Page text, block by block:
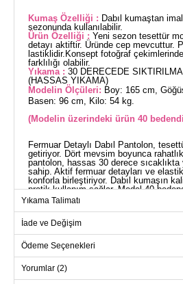
Kumaş Özelliği : Dabıl kumaştan
sezonunda kullanılabilir.
Ürün Özelliği : Yeni sezon tesettür
detayı aktiftir. Üründe cep mevcuttur.
lastiklidir.Konsept fotoğraf
farklılığı olabilir.
Yıkama : 30 DERECEDE
(HASSAS YIKAMA)
Modelin Ölçüleri: Boy: 165 cm,
Basen: 96 cm, Kilo: 54 kg.
(Modelin üzerindeki ürün 40
Fermuar Detaylı Dabıl Pantolon,
getiriyor. Dört mevsim boyunca
pantolon, hassas 30 derece sıcaklıkta
sahip. Aktif fermuar detayları ve elastik
konforla birleştiriyor. Dabıl kumaşın
pratik kullanım sağlar. Model 40
aktivitenizde yanınızda.
PANTOLON BEDEN
Beden
40
Yıkama Talimatı
İade ve Değişim
Ödeme Seçenekleri
Yorumlar (2)